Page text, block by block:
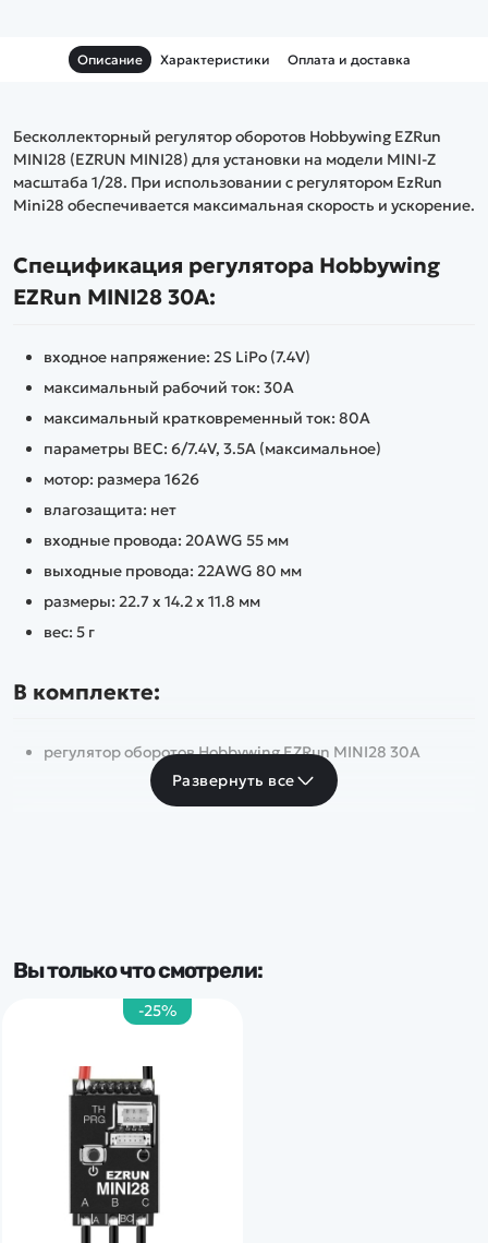
Описание Характеристики Оплата и доставка
Бесколлекторный регулятор оборотов Hobbywing EZRun
MINI28 (EZRUN MINI28) для установки на модели MINI-Z
масштаба 1/28. При использовании с регулятором EzRun
Mini28 обеспечивается максимальная скорость и ускорение.
Спецификация регулятора Hobbywing
EZRun MINI28 30А:
входное напряжение: 2S LiPo (7.4V)
максимальный рабочий ток: 30А
максимальный кратковременный ток: 80А
параметры BEC: 6/7.4V, 3.5A (максимальное)
мотор: размера 1626
влагозащита: нет
входные провода: 20AWG 55 мм
выходные провода: 22AWG 80 мм
размеры: 22.7 x 14.2 x 11.8 мм
вес: 5 г
В комплекте:
регулятор оборотов Hobbywing EZRun MINI28 30А
Развернуть все
Вы только что смотрели:
-25%